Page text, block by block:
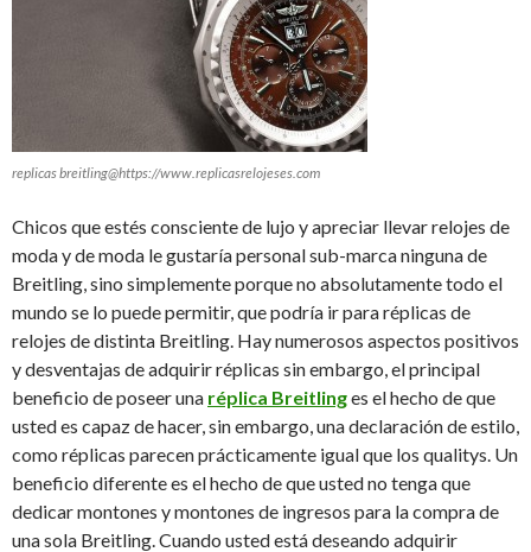
replicas breitling@https://www.replicasrelojeses.com
Chicos que estés consciente de lujo y apreciar llevar relojes de
moda y de moda le gustaría personal sub-marca ninguna de
Breitling, sino simplemente porque no absolutamente todo el
mundo se lo puede permitir, que podría ir para réplicas de
relojes de distinta Breitling. Hay numerosos aspectos positivos
y desventajas de adquirir réplicas sin embargo, el principal
beneficio de poseer una réplica Breitlinges el hecho de que
usted es capaz de hacer, sin embargo, una declaración de estilo,
como réplicas parecen prácticamente igual que los qualitys. Un
beneficio diferente es el hecho de que usted no tenga que
dedicar montones y montones de ingresos para la compra de
una sola Breitling. Cuando usted está deseando adquirir